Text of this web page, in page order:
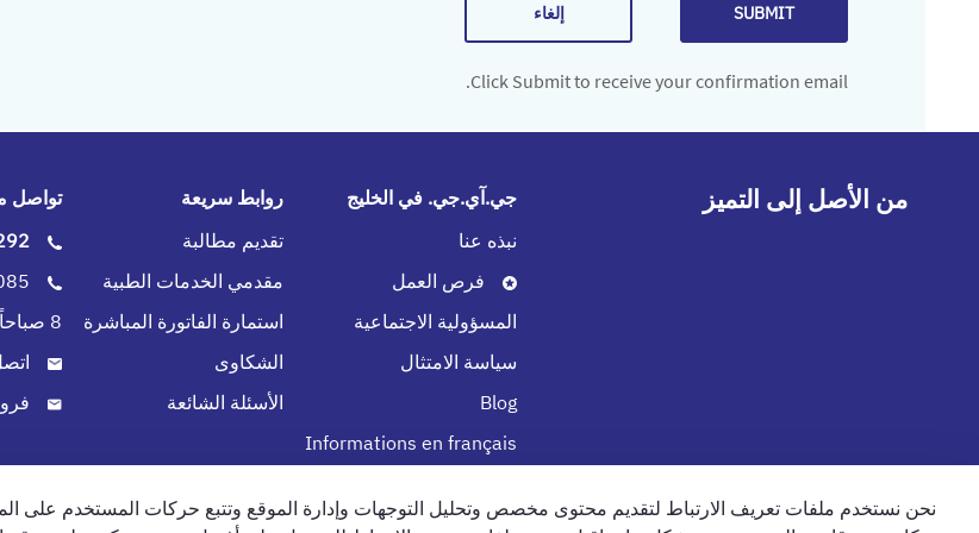
SUBMIT إلغاء
Click Submit to receive your confirmation email.
من الأصل إلى التميز
جي.آي.جي. في الخليج
نبذه عنا
فرص العمل
المسؤولية الاجتماعية
سياسة الامتثال
Blog
Informations en français
روابط سريعة
تقديم مطالبة
مقدمي الخدمات الطبية
استمارة الفاتورة المباشرة
الشكاوى
الأسئلة الشائعة
تواصل
8 صباحاً - 7 مساءً (طوال الاسبوع)
الإمارات
نحن نستخدم ملفات تعريف الارتباط لتقديم محتوى مخصص وتحليل التوجهات وإدارة الموقع وتتبع حركات المستخدم على